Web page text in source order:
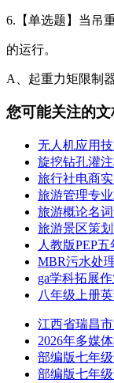
6.【单选题】当吊
的运行。
A、起重力矩限制
您可能关注的文
无人机应用
旋挖钻孔灌
旅行社电商
旅游管理专
旅游概论名
旅游景区策
人教版PEP
MBR污水处
ga学科拓展
八年级上册
江西省瑞昌
2026年多媒
部编版七年
部编版七年